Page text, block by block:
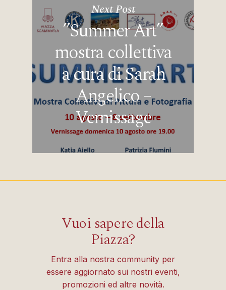
Next Post
”Summer Art”
mostra collettiva
a cura di Sarah
Angelico –
Vernissage
Vuoi sapere della
Piazza?
Entra alla nostra community per
essere aggiornato sui nostri eventi,
promozioni ed altre novità.